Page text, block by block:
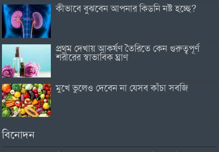
কীভাবে বুঝবেন আপনার কিডনি নষ্ট হচ্ছে?
প্রথম দেখায় আকর্ষণ তৈরিতে কেন গুরুত্বপূর্ণ
শরীরের স্বাভাবিক ঘ্রাণ
মুখে ভুলেও দেবেন না যেসব কাঁচা সবজি
বিনোদন